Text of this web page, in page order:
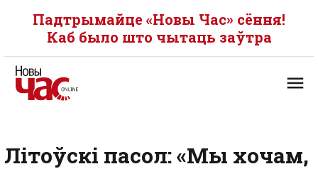
Падтрымайце «Новы Час» сёння!
Каб было што чытаць заўтра
Літоўскі пасол: «Мы хочам,